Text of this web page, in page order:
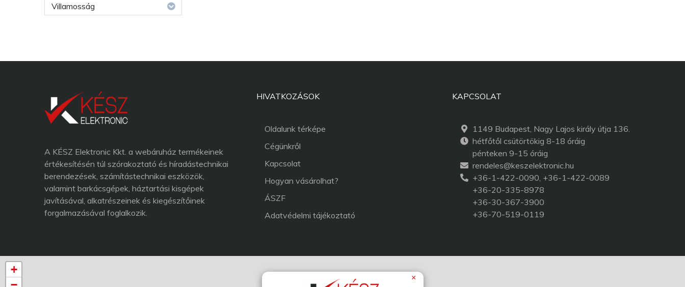
Villamosság
A KÉSZ Elektronic Kkt. a webáruház termékeinek
értékesítésén túl szórakoztató és híradástechnikai
berendezések, számítástechnikai eszközök,
valamint barkácsgépek, háztartási kisgépek
javításával, alkatrészeinek és kiegészítőinek
forgalmazásával foglalkozik.
HIVATKOZÁSOK
Oldalunk térképe
Cégünkről
Kapcsolat
Hogyan vásárolhat?
ÁSZF
Adatvédelmi tájékoztató
KAPCSOLAT
1149 Budapest, Nagy Lajos király útja 136.
hétfőtől csütörtökig 8-18 óráig
pénteken 9-15 óráig
rendeles@keszelektronic.hu
+36-1-422-0090, +36-1-422-0089
+36-20-335-8978
+36-30-367-3900
+36-70-519-0119
×
+